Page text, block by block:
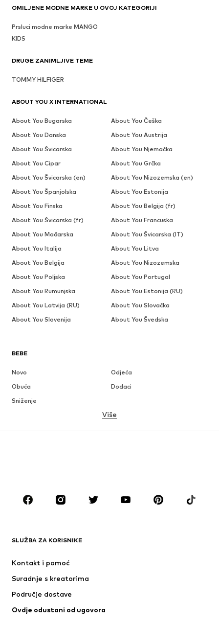
BEBE
Novo
Odjeća
Obuća
Dodaci
Sniženje
MODNE MARKE
Next
Jordan
Više
SLUŽBA ZA KORISNIKE
Kontakt i pomoć
Suradnje s kreatorima
Područje dostave
Ovdje odustani od ugovora
OMILJENE MODNE MARKE U OVOJ KATEGORIJI
Prsluci modne marke MANGO
KIDS
DRUGE ZANIMLJIVE TEME
TOMMY HILFIGER
ABOUT YOU X INTERNATIONAL
About You Bugarska
About You Češka
About You Danska
About You Austrija
About You Švicarska
About You Njemačka
About You Cipar
About You Grčka
About You Švicarska (en)
About You Nizozemska (en)
About You Španjolska
About You Estonija
About You Finska
About You Belgija (fr)
About You Švicarska (fr)
About You Francuska
About You Mađarska
About You Švicarska (IT)
About You Italija
About You Litva
About You Belgija
About You Nizozemska
About You Poljska
About You Portugal
About You Rumunjska
About You Estonija (RU)
About You Latvija (RU)
About You Slovačka
About You Slovenija
About You Švedska